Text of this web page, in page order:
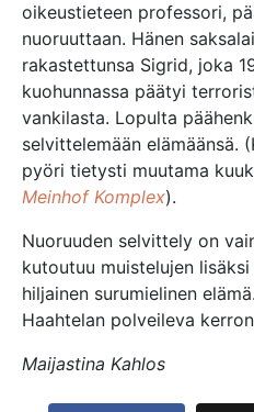
oikeustieteen professori,
nuoruuttaan. Hänen
rakastettunsa Sigrid, joka
kuohunnassa päätyi
vankilasta. Lopulta
selvittelemään elämäänsä.
pyöri tietysti muutama
Meinhof Komplex).
Nuoruuden selvittely on
kutoutuu muistelujen
hiljainen surumielinen
Haahtelan polveileva
Maijastina Kahlos